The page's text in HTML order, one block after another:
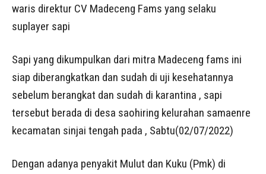
waris direktur CV Madeceng Fams yang selaku
suplayer sapi
Sapi yang dikumpulkan dari mitra Madeceng fams ini
siap diberangkatkan dan sudah di uji kesehatannya
sebelum berangkat dan sudah di karantina , sapi
tersebut berada di desa saohiring kelurahan samaenre
kecamatan sinjai tengah pada , Sabtu(02/07/2022)
Dengan adanya penyakit Mulut dan Kuku (Pmk) di